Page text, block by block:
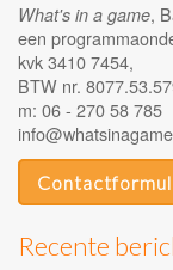
What's in a game,
een
kvk 3410 7454,
BTW nr.
m: 06 - 270 58 785
Recente